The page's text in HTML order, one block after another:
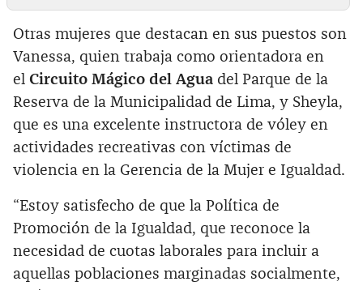
Otras mujeres que destacan en sus puestos son
Vanessa, quien trabaja como orientadora en
el Circuito Mágico del Agua del Parque de la
Reserva de la Municipalidad de Lima, y Sheyla,
que es una excelente instructora de vóley en
actividades recreativas con víctimas de
violencia en la Gerencia de la Mujer e Igualdad.
“Estoy satisfecho de que la Política de
Promoción de la Igualdad, que reconoce la
necesidad de cuotas laborales para incluir a
aquellas poblaciones marginadas socialmente,